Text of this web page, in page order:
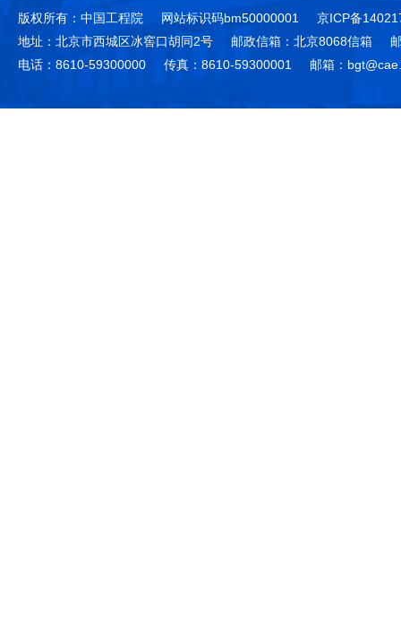
版权所有：中国工程院 网站标识码bm50000001
京ICP备
地址：北京市西城区冰窖口胡同2号
邮政信箱：北京8068信箱
电话：8610-59300000
传真：8610-59300001 邮箱：